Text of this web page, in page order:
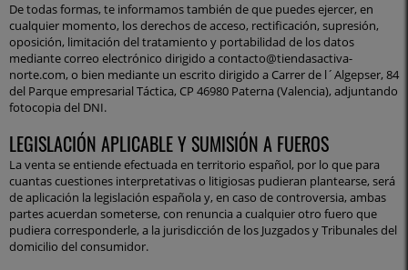
De todas formas, te informamos también de que puedes ejercer, en
cualquier momento, los derechos de acceso, rectificación, supresión,
oposición, limitación del tratamiento y portabilidad de los datos
mediante correo electrónico dirigido a contacto@tiendasactiva-
norte.com, o bien mediante un escrito dirigido a Carrer de l´Algepser, 84
del Parque empresarial Táctica, CP 46980 Paterna (Valencia), adjuntando
fotocopia del DNI.
LEGISLACIÓN APLICABLE Y SUMISIÓN A FUEROS
La venta se entiende efectuada en territorio español, por lo que para
cuantas cuestiones interpretativas o litigiosas pudieran plantearse, será
de aplicación la legislación española y, en caso de controversia, ambas
partes acuerdan someterse, con renuncia a cualquier otro fuero que
pudiera corresponderle, a la jurisdicción de los Juzgados y Tribunales del
domicilio del consumidor.